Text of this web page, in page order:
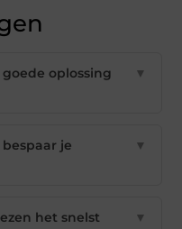
oplossing
▼
je
▼
het snelst
▼